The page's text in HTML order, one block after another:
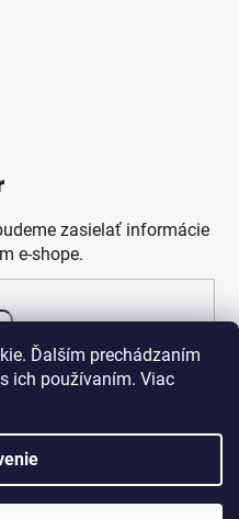
Ďalším prechádzaním
ich používaním. Viac
zasielať informácie
e-shope.
podmienkami ochrany